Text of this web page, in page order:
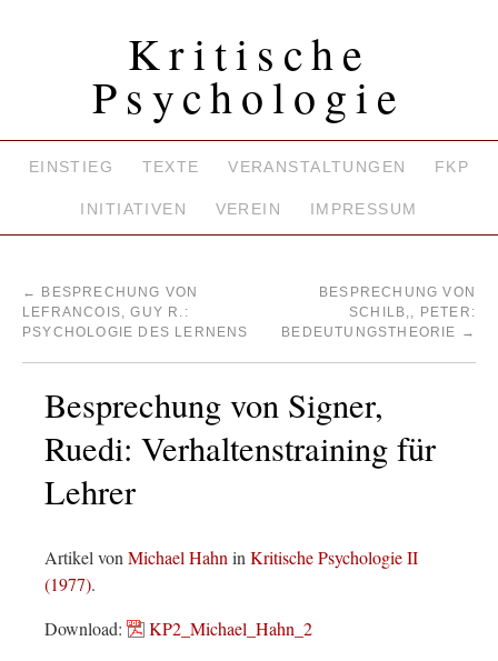
Kritische
Psychologie
EINSTIEG TEXTE VERANSTALTUNGEN FKP
INITIATIVEN VEREIN IMPRESSUM
←
BESPRECHUNG VON
LEFRANCOIS, GUY R.:
PSYCHOLOGIE DES LERNENS
BESPRECHUNG VON
SCHILB,, PETER:
BEDEUTUNGSTHEORIE →
Besprechung von Signer,
Ruedi: Verhaltenstraining für
Lehrer
Artikel von Michael Hahn in Kritische Psychologie II
(1977).
Download:
KP2_Michael_Hahn_2